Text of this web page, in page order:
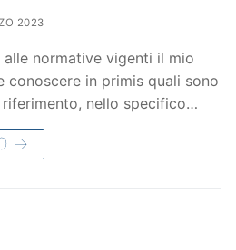
2023
normative vigenti il mio
conoscere in primis quali sono
nello specifico…
→